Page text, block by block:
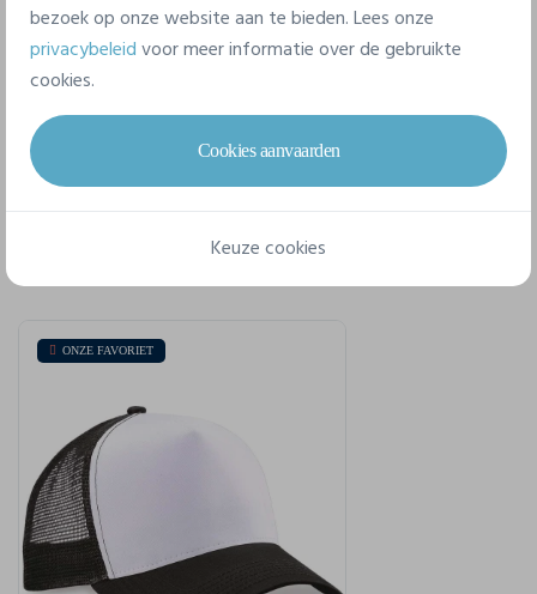
Technisch papier
ONZE FAVORIET
bezoek op onze website aan te bieden. Lees onze
privacybeleidvoor meer informatie over de gebruikte
cookies.
Cookies aanvaarden
Keuze cookies